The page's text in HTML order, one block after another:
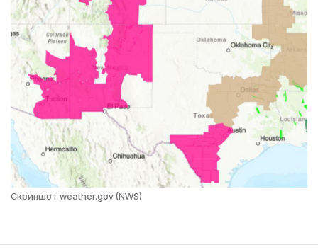
Скриншот weather.gov (NWS)